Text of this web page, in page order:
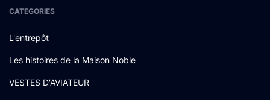
CATEGORIES
L'entrepôt
Les histoires de la Maison Noble
VESTES D'AVIATEUR